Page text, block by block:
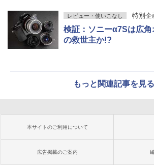
レビュー・使いこなし 特別企
検証：ソニーα7Sは広
の救世主か!?
もっと関連記事を見る
本サイトのご利用について
広告掲載のご案内